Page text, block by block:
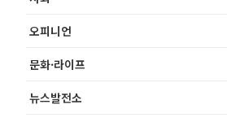
오피니언
문화·라이프
뉴스발전소